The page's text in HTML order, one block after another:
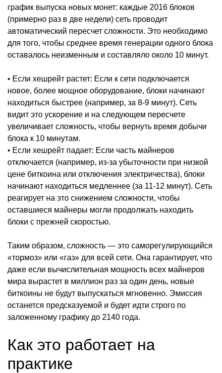
график выпуска новых монет: каждые 2016 блоков
(примерно раз в две недели) сеть проводит
автоматический пересчет сложности. Это необходимо
для того, чтобы среднее время генерации одного блока
оставалось неизменным и составляло около 10 минут.
• Если хешрейт растет: Если к сети подключается
новое, более мощное оборудование, блоки начинают
находиться быстрее (например, за 8-9 минут). Сеть
видит это ускорение и на следующем пересчете
увеличивает сложность, чтобы вернуть время добычи
блока к 10 минутам.
• Если хешрейт падает: Если часть майнеров
отключается (например, из-за убыточности при низкой
цене биткоина или отключения электричества), блоки
начинают находиться медленнее (за 11-12 минут). Сеть
реагирует на это снижением сложности, чтобы
оставшиеся майнеры могли продолжать находить
блоки с прежней скоростью.
Таким образом, сложность — это саморегулирующийся
«тормоз» или «газ» для всей сети. Она гарантирует, что
даже если вычислительная мощность всех майнеров
мира вырастет в миллион раз за один день, новые
биткоины не будут выпускаться мгновенно. Эмиссия
останется предсказуемой и будет идти строго по
заложенному графику до 2140 года.
Как это работает на
практике